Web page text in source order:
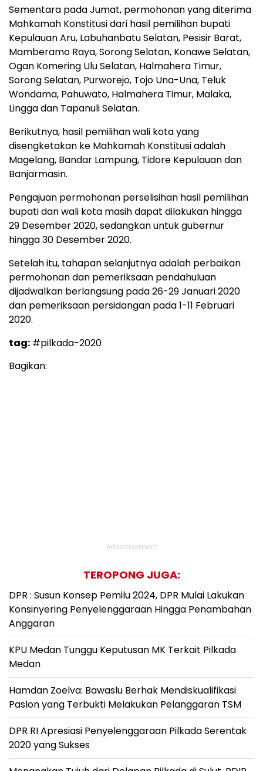
Sementara pada Jumat, permohonan yang diterima
Mahkamah Konstitusi dari hasil pemilihan bupati
Kepulauan Aru, Labuhanbatu Selatan, Pesisir Barat,
Mamberamo Raya, Sorong Selatan, Konawe Selatan,
Ogan Komering Ulu Selatan, Halmahera Timur,
Sorong Selatan, Purworejo, Tojo Una-Una, Teluk
Wondama, Pahuwato, Halmahera Timur, Malaka,
Lingga dan Tapanuli Selatan.
Berikutnya, hasil pemilihan wali kota yang
disengketakan ke Mahkamah Konstitusi adalah
Magelang, Bandar Lampung, Tidore Kepulauan dan
Banjarmasin.
Pengajuan permohonan perselisihan hasil pemilihan
bupati dan wali kota masih dapat dilakukan hingga
29 Desember 2020, sedangkan untuk gubernur
hingga 30 Desember 2020.
Setelah itu, tahapan selanjutnya adalah perbaikan
permohonan dan pemeriksaan pendahuluan
dijadwalkan berlangsung pada 26-29 Januari 2020
dan pemeriksaan persidangan pada 1-11 Februari
2020.
tag: #pilkada-2020
Bagikan:
Advertisement
TEROPONG JUGA:
DPR : Susun Konsep Pemilu 2024, DPR Mulai Lakukan
Konsinyering Penyelenggaraan Hingga Penambahan
Anggaran
KPU Medan Tunggu Keputusan MK Terkait Pilkada
Medan
Hamdan Zoelva: Bawaslu Berhak Mendiskualifikasi
Paslon yang Terbukti Melakukan Pelanggaran TSM
DPR RI Apresiasi Penyelenggaraan Pilkada Serentak
2020 yang Sukses